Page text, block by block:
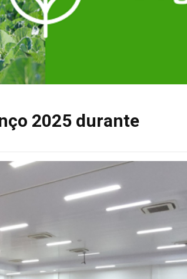
2025 durante